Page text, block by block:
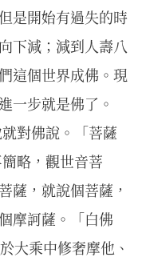
是開始有過失的時
下減；減到人壽八
這個世界成佛。現
一步就是佛了。
對佛說。「菩薩
略，觀世音菩
薩，就說個菩薩，
摩訶薩。「白佛
大乘中修奢摩他、